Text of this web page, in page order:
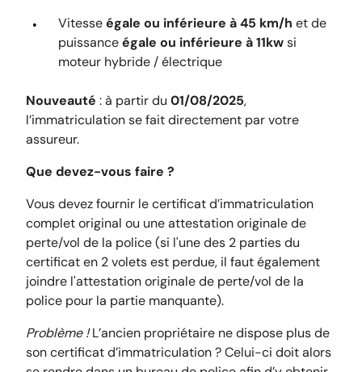
Vitesseégale ou inférieure à 45 km/h et de
puissanceégale ou inférieure à 11kwsi
moteur hybride / électrique
Nouveauté : à partir du 01/08/2025,
l’immatriculation se fait directement par votre
assureur.
Que devez-vous faire ?
Vous devez fournir le certificat d’immatriculation
complet original ou une attestation originale de
perte/vol de la police (si l'une des 2 parties du
certificat en 2 volets est perdue, il faut également
joindre l'attestation originale de perte/vol de la
police pour la partie manquante).
Problème !L’ancien propriétaire ne dispose plus de
son certificat d’immatriculation ? Celui-ci doit alors